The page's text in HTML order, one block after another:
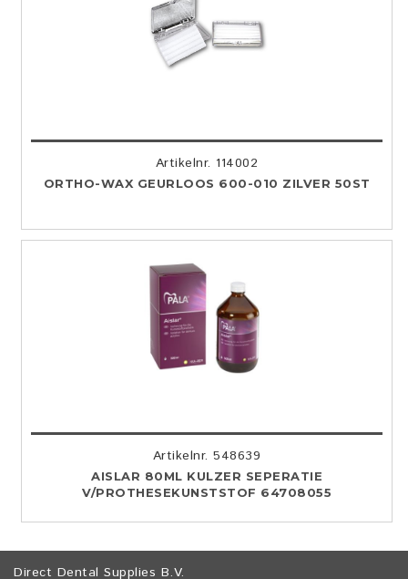
Artikelnr. 114002
ORTHO-WAX GEURLOOS 600-010 ZILVER 50ST
Artikelnr. 548639
AISLAR 80ML KULZER SEPERATIE
V/PROTHESEKUNSTSTOF 64708055
Direct Dental Supplies B.V.